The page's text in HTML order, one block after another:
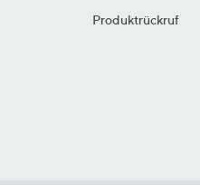
Produktrückruf